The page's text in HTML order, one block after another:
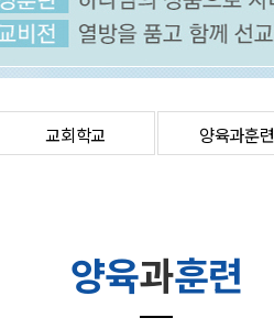
온라인주보
교회학교 양육과훈련
양육과훈련